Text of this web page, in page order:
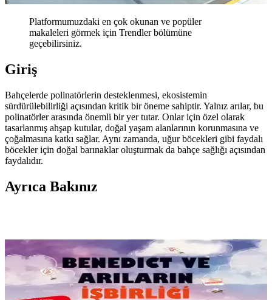
Platformumuzdaki en çok okunan ve popüler
makaleleri görmek için Trendler bölümüne
geçebilirsiniz.
Giriş
Bahçelerde polinatörlerin desteklenmesi, ekosistemin
sürdürülebilirliği açısından kritik bir öneme sahiptir. Yalnız arılar, bu
polinatörler arasında önemli bir yer tutar. Onlar için özel olarak
tasarlanmış ahşap kutular, doğal yaşam alanlarının korunmasına ve
çoğalmasına katkı sağlar. Aynı zamanda, uğur böcekleri gibi faydalı
böcekler için doğal barınaklar oluşturmak da bahçe sağlığı açısından
faydalıdır.
Ayrıca Bakınız
Kutu Tasarımı ve Bakımı
Yalnız arılar ve faydalı böcekler için tasarlanmış ahşap kutular, doğal
yaşam alanlarını koruyarak bahçe sağlığını ve biyolojik çeşitliliği
artırır. Doğru malzeme ve bakım şarttır.